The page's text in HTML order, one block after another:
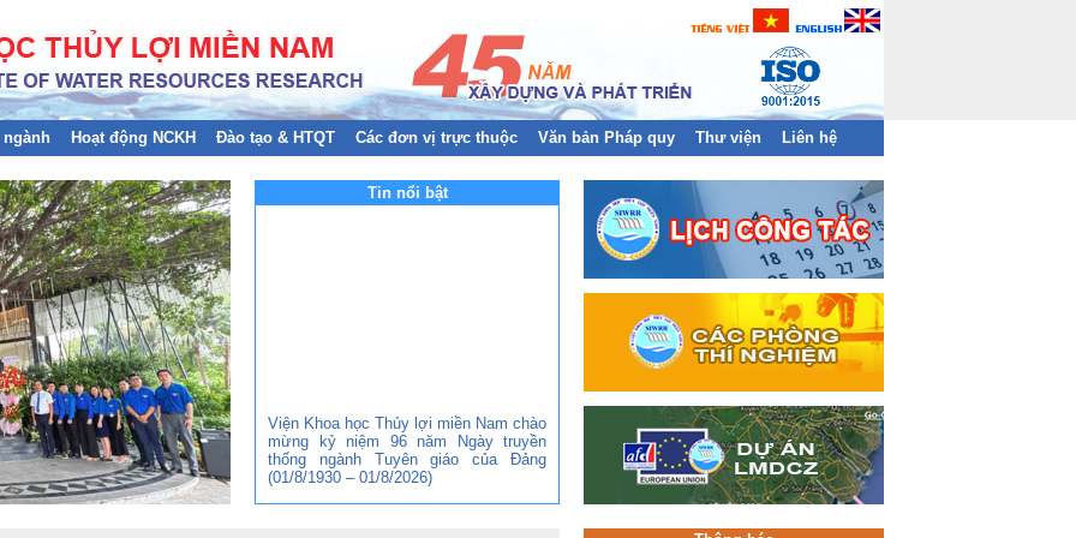
ngành Hoạt động NCKH Đào tạo & HTQT Các đơn vị trực thuộc Văn bản Pháp quy Thư viện Liên hệ
Tin nổi bật
Viện Khoa học Thủy lợi miền Nam chào
mừng kỷ niệm 96 năm Ngày truyền
thống ngành Tuyên giáo của Đảng
(01/8/1930 – 01/8/2026)
Đảng bộ Viện Khoa học Thủy lợi miền